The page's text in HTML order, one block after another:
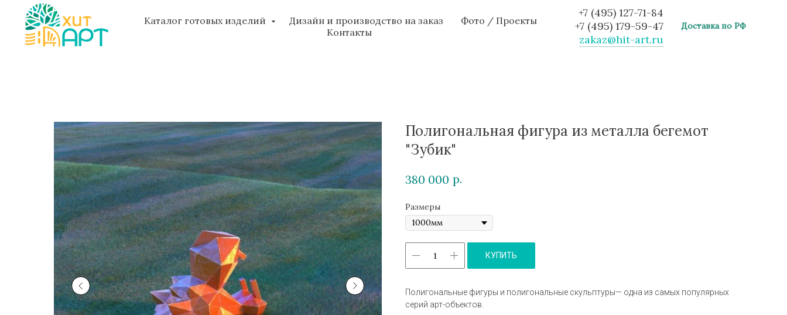
Каталог готовых изделий Дизайн и производство на заказ
Фото / Проекты
Контакты
+7 (495) 127-71-84
+7 (495) 179-59-47
zakaz@hit-art.ru
Доставка по РФ
Полигональная фигура из металла бегемот
"Зубик"
380 000 р.
Размеры
КУПИТЬ
Полигональные фигуры и полигональные скульптуры— одна из самых популярных
серий арт-объектов.